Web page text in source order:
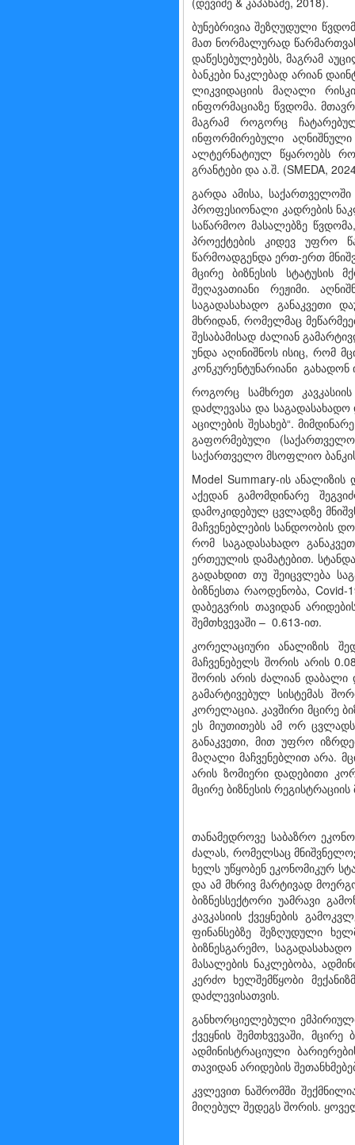
ბუნებრივია შეზღუდული
მათ ნორმალურად
დაწესებულებებს, მაგრამ
ბანკები ნაკლებად არიან
ლიკვიდაციის მაღალი
ინფორმაციაზე წვდომა.
მაგრამ როგორც
ინფორმირებული
ალტერნატიულ წყაროებს
გრანტები და ა.შ. (SMEDA,
გარდა ამისა, საქართველოში
პროფესიონალი კადრების
საწარმოო მასალებზე
პროექტების კიდევ უფრო
წარმოადგენდა ერთ-ერთ
მცირე ბიზნესის სტატუსის
შეღავათიანი რეჟიმი.
საგადასახადო განაკვეთი
მხრიდან, რომელმაც
შესაბამისად ძალიან
უნდა აღინიშნოს ისიც, რომ
კონკურენტუნარიანი
როგორც სამხრეთ
დაძლევასა და საგადასახადო
აცილების შესახებ“.
გაფორმებული
საქართველო მსოფლიო ბანკის
Model Summary-ის ანალიზის
აქედან გამომდინარე
დამოკიდებულ ცვლადზე
მაჩვენებლების სანდოობის
რომ საგადასახადო
ერთეულის დამატებით.
გადახდით თუ შეიცვლება
ბიზნესთა რაოდენობა, Covid-
დაბეგვრის თავიდან
შემთხვევაში – 0.613-ით.
კორელაციური ანალიზის
მაჩვენებელს შორის არის
შორის არის ძალიან დაბალი
გამარტივებულ სისტემას
კორელაცია. კავშირი მცირე
ეს მიუთითებს ამ ორ
განაკვეთი, მით უფრო
მაღალი მაჩვენებლით არა.
არის ზომიერი დადებითი
მცირე ბიზნესის
თანამედროვე საბაზრო
ძალას, რომელსაც
ხელს უწყობენ ეკონომიკურ
და ამ მხრივ მარტივად
ბიზნესსექტორი უამრავი
კავკასიის ქვეყნების
ფინანსებზე შეზღუდული
ბიზნესგარემო,
მასალების ნაკლებობა,
კერძო ხელშემწყობი
დაძლევისათვის.
განხორციელებული
ქვეყნის შემთხვევაში,
ადმინისტრაციული
თავიდან არიდების
კვლევით ნაშრომში
მიღებულ შედეგს შორის.